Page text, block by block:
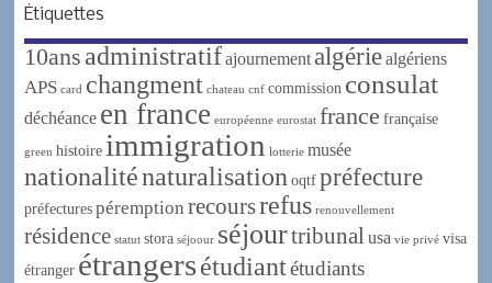
Étiquettes
10ans administratifajournement algériealgériens
APS card changment chateau cnf commission consulat
déchéance en france européenne eurostat france française
green histoire immigration lotterie musée
nationaliténaturalisation oqtf préfecture
préfectures péremption recoursrefus renouvellement
résidence statut stora séjoour séjourtribunal usa vie privé visa
étranger étrangersétudiantétudiants